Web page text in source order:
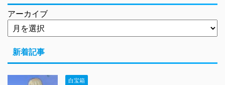
アーカイブ
新着記事
白宝箱